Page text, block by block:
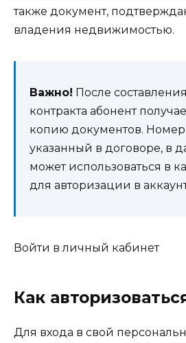
также документ,
владения недвижимостью.
Важно! После
контракта абонент
копию документов. Номер
указанный в договоре, в
может использоваться в
для авторизации в
Войти в личный кабинет
Как
Для входа в свой